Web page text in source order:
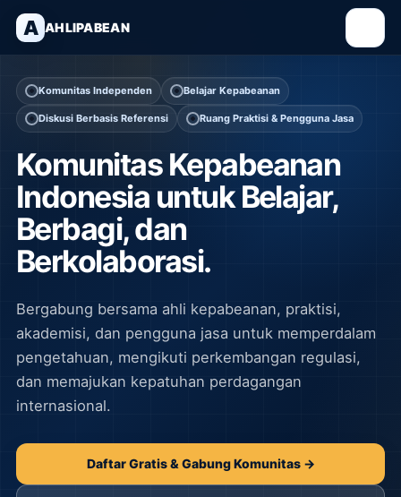
A AHLIPABEAN
Komunitas Independen Belajar Kepabeanan
Diskusi Berbasis Referensi Ruang Praktisi & Pengguna Jasa
Komunitas Kepabeanan
Indonesia untuk Belajar,
Berbagi, dan
Berkolaborasi.
Bergabung bersama ahli kepabeanan, praktisi,
akademisi, dan pengguna jasa untuk memperdalam
pengetahuan, mengikuti perkembangan regulasi,
dan memajukan kepatuhan perdagangan
internasional.
Daftar Gratis & Gabung Komunitas →